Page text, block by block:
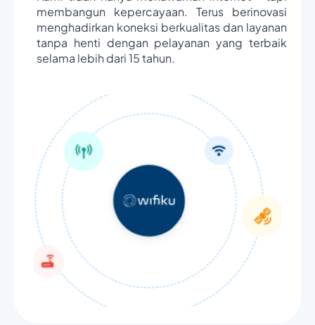
membangun kepercayaan. Terus berinovasi
menghadirkan koneksi berkualitas dan layanan
tanpa henti dengan pelayanan yang terbaik
selama lebih dari 15 tahun.